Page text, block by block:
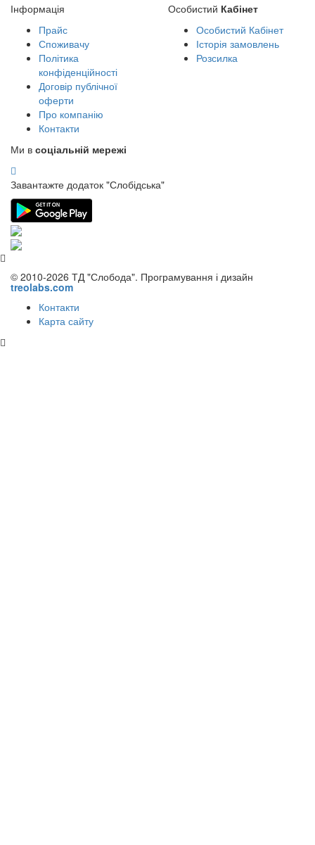
Інформація
Прайс
Споживачу
Політика
конфіденційності
Договір публічної
оферти
Про компанію
Контакти
Особистий Кабінет
Особистий Кабінет
Історія замовлень
Розсилка
Ми в соціальній мережі
Завантажте додаток "Слобідська"
© 2010-2026 ТД "Слобода". Програмування і дизайн
treolabs.com
Контакти
Карта сайту